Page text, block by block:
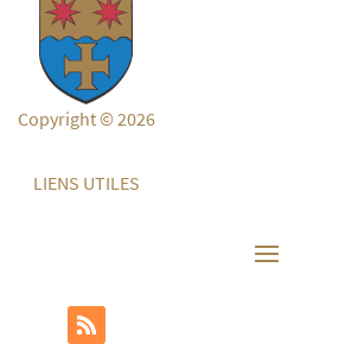
Copyright © 2026
LIENS UTILES